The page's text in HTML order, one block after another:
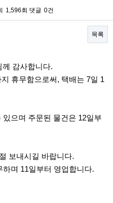
1,596회 댓글 0건
목록
감사합니다.
휴무함으로써, 택배는 7일 1
으며 주문된 물건은 12일부
보내시길 바랍니다.
며 11일부터 영업합니다.